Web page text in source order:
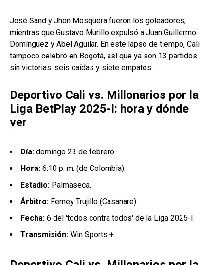
José Sand y Jhon Mosquera fueron los goleadores;
mientras que Gustavo Murillo expulsó a Juan Guillermo
Domínguez y Abel Aguilar. En este lapso de tiempo, Cali
tampoco celebró en Bogotá, así que ya son 13 partidos
sin victorias: seis caídas y siete empates.
Deportivo Cali vs. Millonarios por la
Liga BetPlay 2025-I: hora y dónde
ver
Día: domingo 23 de febrero.
Hora: 6:10 p. m. (de Colombia).
Estadio: Palmaseca.
Árbitro: Ferney Trujillo (Casanare).
Fecha: 6 del 'todos contra todos' de la Liga 2025-I.
Transmisión: Win Sports +.